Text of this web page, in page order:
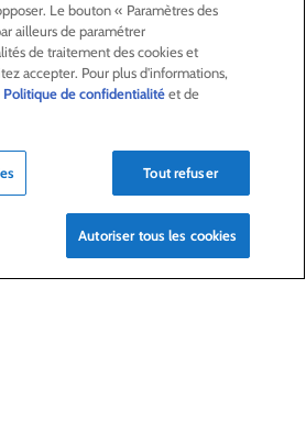
LAGARDÈRE
Le bouton « Paramètres des
ailleurs de paramétrer
de traitement des cookies et
accepter. Pour plus d'informations,
Politique de confidentialitéet de
Tout refuser
Autoriser tous les cookies